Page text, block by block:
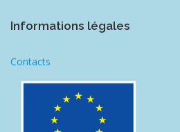
Informations légales
Contacts